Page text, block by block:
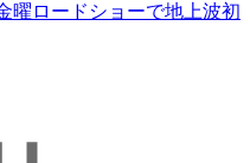
曜ロードショーで地上波初